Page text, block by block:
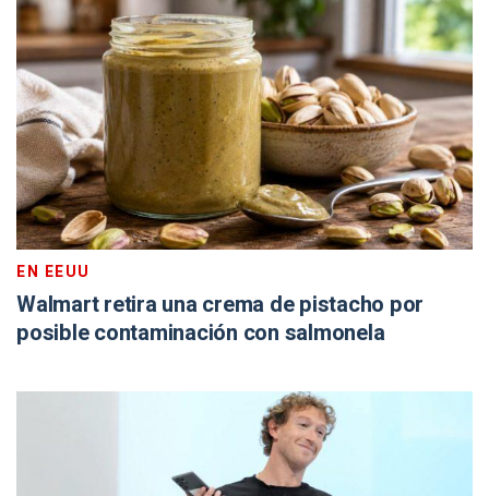
EN EEUU
Walmart retira una crema de pistacho por
posible contaminación con salmonela